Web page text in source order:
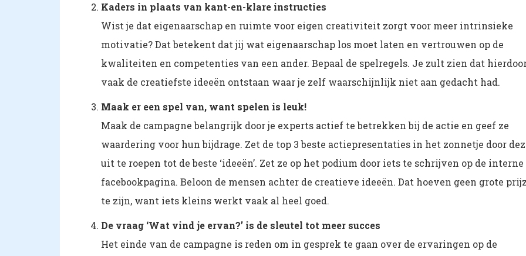
Kaders in plaats van kant-en-klare instructies
Wist je dat eigenaarschap en ruimte voor eigen creativiteit zorgt voor meer intrinsieke
motivatie? Dat betekent dat jij wat eigenaarschap los moet laten en vertrouwen op de
kwaliteiten en competenties van een ander. Bepaal de spelregels. Je zult zien dat
vaak de creatiefste ideeën ontstaan waar je zelf waarschijnlijk niet aan gedacht had.
Maak er een spel van, want spelen is leuk!
Maak de campagne belangrijk door je experts actief te betrekken bij de actie en geef ze
waardering voor hun bijdrage. Zet de top 3 beste actiepresentaties in het zonnetje door
uit te roepen tot de beste ‘ideeën’. Zet ze op het podium door iets te schrijven op de interne
facebookpagina. Beloon de mensen achter de creatieve ideeën. Dat hoeven geen grote
te zijn, want iets kleins werkt vaak al heel goed.
De vraag ‘Wat vind je ervan?’ is de sleutel tot meer succes
Het einde van de campagne is reden om in gesprek te gaan over de ervaringen op de